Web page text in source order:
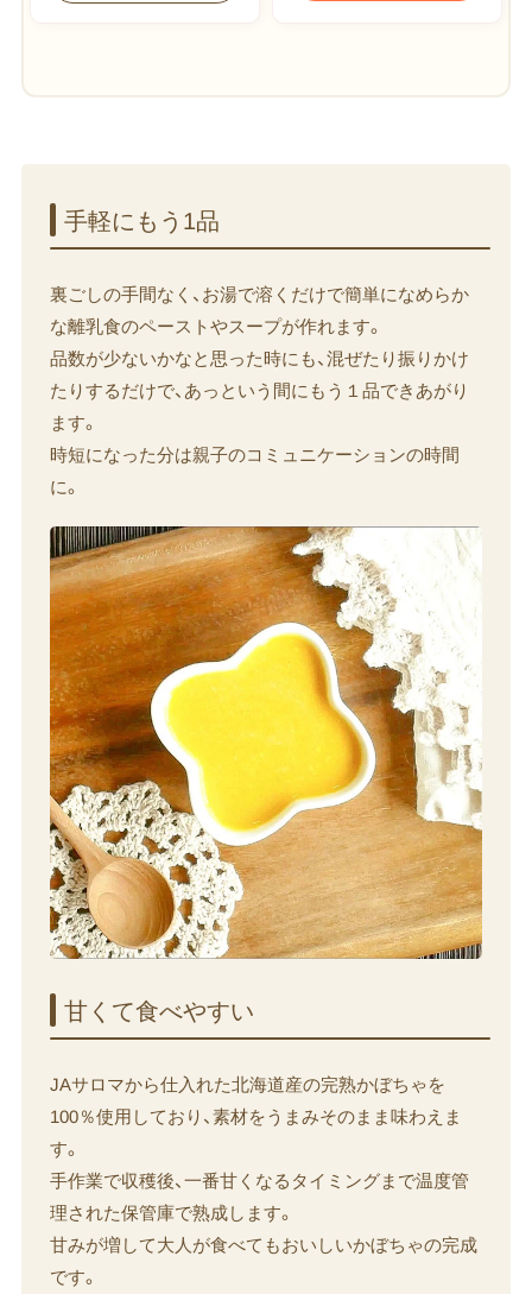
手軽に​もう​1品
裏ごしの手間なく、お湯で溶くだけで簡単になめらか
な離乳食のペーストやスープが作れます。
品数が少ないかなと思った時にも、混ぜたり振りかけ
たりするだけで、あっという間にもう１品できあがり
ます。
時短になった分は親子のコミュニケーションの時間
に。
甘くて​食べやすい
JAサロマから仕入れた北海道産の完熟かぼちゃを
100％使用しており、素材をうまみそのまま味わえま
す。
手作業で収穫後、一番甘くなるタイミングまで温度管
理された保管庫で熟成します。
甘みが増して大人が食べてもおいしいかぼちゃの完成
です。